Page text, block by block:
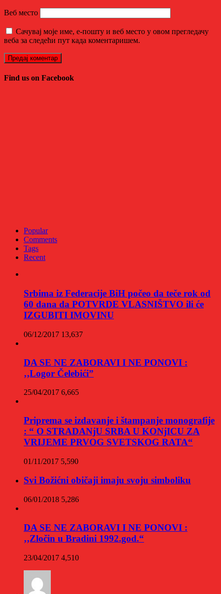
Веб место
Сачувај моје име, е-пошту и веб место у овом прегледачу
веба за следећи пут када коментаришем.
Find us on Facebook
Popular
Comments
Tags
Recent
Srbima iz Federacije BiH počeo da teče rok od
60 dana da POTVRDE VLASNIŠTVO ili će
IZGUBITI IMOVINU
06/12/2017 13,637
DA SE NE ZABORAVI I NE PONOVI :
‚‚Logor Čelebići”
25/04/2017 6,665
Priprema se izdavanje i štampanje monografije
: “ O STRADANjU SRBA U KONjICU ZA
VRIJEME PRVOG SVETSKOG RATA“
01/11/2017 5,590
Svi Božićni običaji imaju svoju simboliku
06/01/2018 5,286
DA SE NE ZABORAVI I NE PONOVI :
‚‚Zločin u Bradini 1992.god.“
23/04/2017 4,510